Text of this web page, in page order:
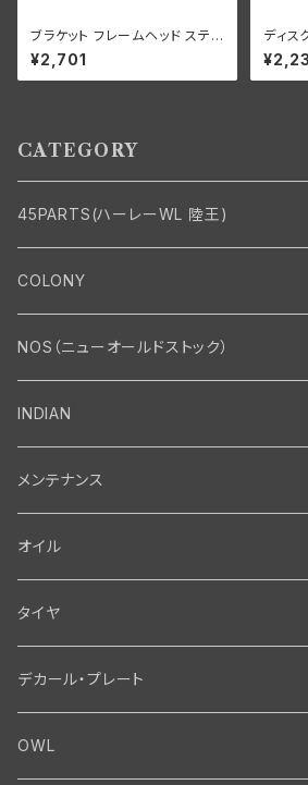
ブラケット フレームヘッド ステア
リングダンパー ハーレー 1941-
1945年 EL FL UL
¥2,701
ディス
ダン
EL UL 1941-52年 WL G 白メ
ッキ
CATEGORY
45PARTS(ハーレーWL 陸王)
エンジン
エンジン・シリンダーヘッド
バルブ・タペット関係
エンジン関係 ビックツイン
エンジン関係、ビッグツイン
マフラー・インテーク・キャブレター
マフラー関係
インテーク・キャブレター関係
エレクトリカル
ジェネレーター関係
ディストリビューター関係
駆動系
ドライブチェーン関係
スプロケット・ベルトドライブキット
フロントフォーク・フレーム
フロントフォーク関係
ソフテイル用 New Springer Fork
シート・サドルバッグ
シートポスト関係
ソロサドルシート関係
ハンドルバー・タンク・フェンダー
ハンドルバー関係
ホイール・ブレーキ
COLONY
Bolt・Nut
Nut
Screw
Front End・Rear End
Wheel-Brake
Fork-Shockabsorber
Motor
Motor
Carbrator
Transmission・Primary
Transmission-Shifter
Primary-clutch-Kickstarter
Gastank・Oiltank
Oilline
Gastank・Oiltank
Electrical
Electrical
TOOL
NOS（ニューオールドストック）
INDIAN
メンテナンス
オイル
タイヤ
デカール・プレート
OWL